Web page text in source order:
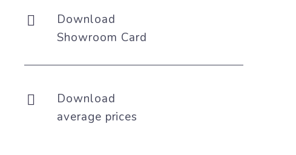


Download
Showroom Card


Download
average prices